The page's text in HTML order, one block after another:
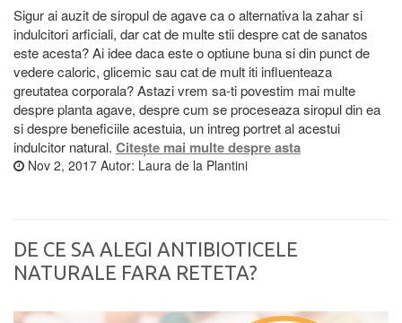
Sigur ai auzit de siropul de agave ca o alternativa la zahar si
indulcitori arficiali, dar cat de multe stii despre cat de sanatos
este acesta? Ai idee daca este o optiune buna si din punct de
vedere caloric, glicemic sau cat de mult iti influenteaza
greutatea corporala? Astazi vrem sa-ti povestim mai multe
despre planta agave, despre cum se proceseaza siropul din ea
si despre beneficiile acestuia, un intreg portret al acestui
indulcitor natural. Citește mai multe despre asta
Nov 2, 2017 Autor: Laura de la Plantini
DE CE SA ALEGI ANTIBIOTICELE
NATURALE FARA RETETA?